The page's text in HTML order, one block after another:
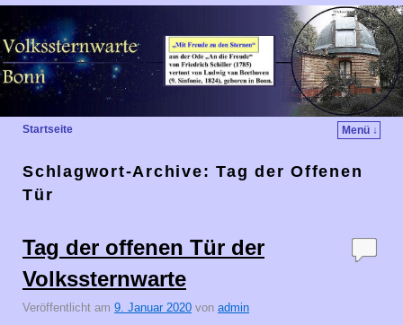
Startseite Menü ↓
Schlagwort-Archive:Tag der Offenen
Tür
Tag der offenen Tür der
Volkssternwarte
Veröffentlicht am 9. Januar 2020 von admin